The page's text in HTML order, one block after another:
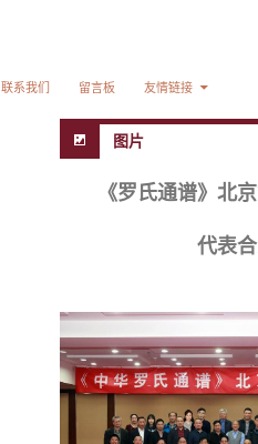
联系我们 留言板 友情链接
图片
《罗氏通谱》北
代表